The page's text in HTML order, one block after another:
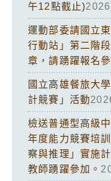
午12點截止)
運動部委請國立
行動站」第二階
章，請踴躍報名參
國立高雄餐旅大
計競賽」活動
檢送普通型高級
年度能力競賽培
察與推理」實施
教師踴躍參加。